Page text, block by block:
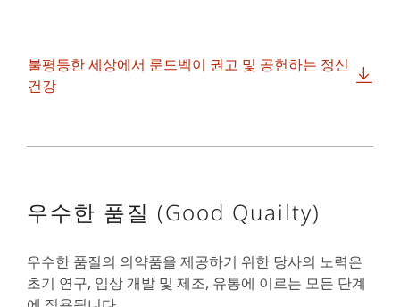
불평등한 세상에서 룬드벡이 권고 및 공헌하는 정신
건강
우수한 품질 (Good Quailty)
우수한 품질의 의약품을 제공하기 위한 당사의 노력은
초기 연구, 임상 개발 및 제조, 유통에 이르는 모든 단계